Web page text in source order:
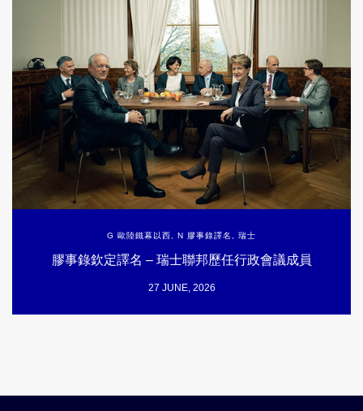
G 歐陸鐵幕以西 N 膠事錄譯名 瑞士
膠事錄欽定譯名 – 瑞士聯邦歷任行政會議成員
27 JUNE, 2026